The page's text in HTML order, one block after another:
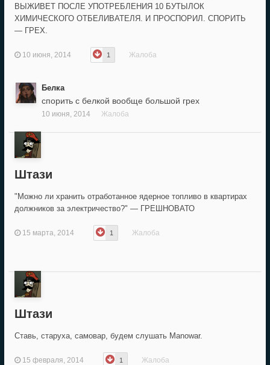
ВЫЖИВЕТ ПОСЛЕ УПОТРЕБЛЕНИЯ 10 БУТЫЛОК
ХИМИЧЕСКОГО ОТБЕЛИВАТЕЛЯ. И ПРОСПОРИЛ. СПОРИТЬ
— ГРЕХ.
10 июня, 2014 1 Жалоба
Белка
спорить с белкой вообще большой грех
10 июня, 2014 Жалоба
Штази
"Можно ли хранить отработанное ядерное топливо в квартирах
должников за электричество?" — ГРЕШНОВАТО
15 марта, 2014 1 Жалоба
Штази
Ставь, старуха, самовар, будем слушать Manowar.
15 февраля, 2014 1 Жалоба